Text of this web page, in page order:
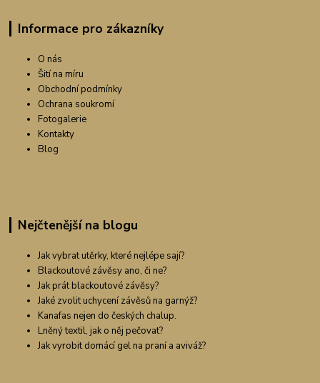
Informace pro zákazníky
O nás
Šití na míru
Obchodní podmínky
Ochrana soukromí
Fotogalerie
Kontakty
Blog
Nejčtenější na blogu
Jak vybrat utěrky, které nejlépe sají?
Blackoutové závěsy ano, či ne?
Jak prát blackoutové závěsy?
Jaké zvolit uchycení závěsů na garnýž?
Kanafas nejen do českých chalup.
Lněný textil, jak o něj pečovat?
Jak vyrobit domácí gel na praní a aviváž?